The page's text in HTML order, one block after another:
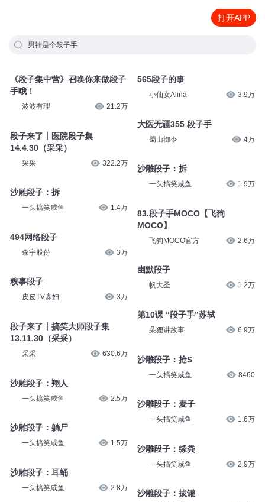
打开APP
男神是个段子手
《段子集中营》召唤你来做段子
手哦！
波波有理 21.2万
段子来了丨医院段子集
14.4.30（采采）
采采 322.2万
沙雕段子：拆
一头搞笑咸鱼 1.4万
494网络段子
森宇股份 3万
糗事段子
皮皮TV寡妇 3万
段子来了丨搞笑大师段子集
13.11.30（采采）
采采 630.6万
沙雕段子：翔人
一头搞笑咸鱼 2.5万
沙雕段子：躺尸
一头搞笑咸鱼 1.5万
沙雕段子：耳蛹
一头搞笑咸鱼 2.8万
565段子的事
小仙女Alina 3.9万
大医无疆355 段子手
蜀山御令 4万
沙雕段子：拆
一头搞笑咸鱼 1.9万
83.段子手MOCO【飞狗
MOCO】
飞狗MOCO官方 2.6万
幽默段子
帆大圣 1.2万
第10课 “段子手”苏轼
朵狸讲故事 6.9万
沙雕段子：抢S
一头搞笑咸鱼 8460
沙雕段子：麦子
一头搞笑咸鱼 1.6万
沙雕段子：缘粪
一头搞笑咸鱼 2.9万
沙雕段子：拔罐